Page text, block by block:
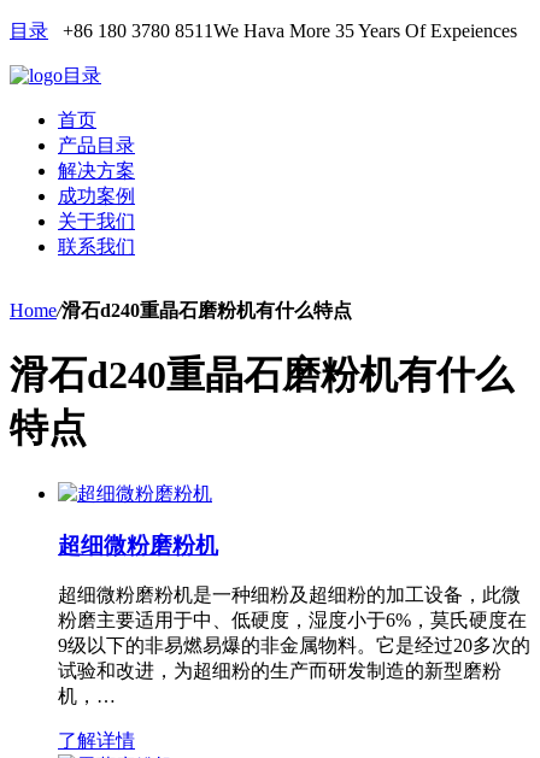
目录 +86 180 3780 8511We Hava More 35 Years Of Expeiences
目录
首页
产品目录
解决方案
成功案例
关于我们
联系我们
Home/滑石d240重晶石磨粉机有什么特点
滑石d240重晶石磨粉机有什么
特点
超细微粉磨粉机
超细微粉磨粉机是一种细粉及超细粉的加工设备，此微
粉磨主要适用于中、低硬度，湿度小于6%，莫氏硬度在
9级以下的非易燃易爆的非金属物料。它是经过20多次的
试验和改进，为超细粉的生产而研发制造的新型磨粉
机，…
了解详情